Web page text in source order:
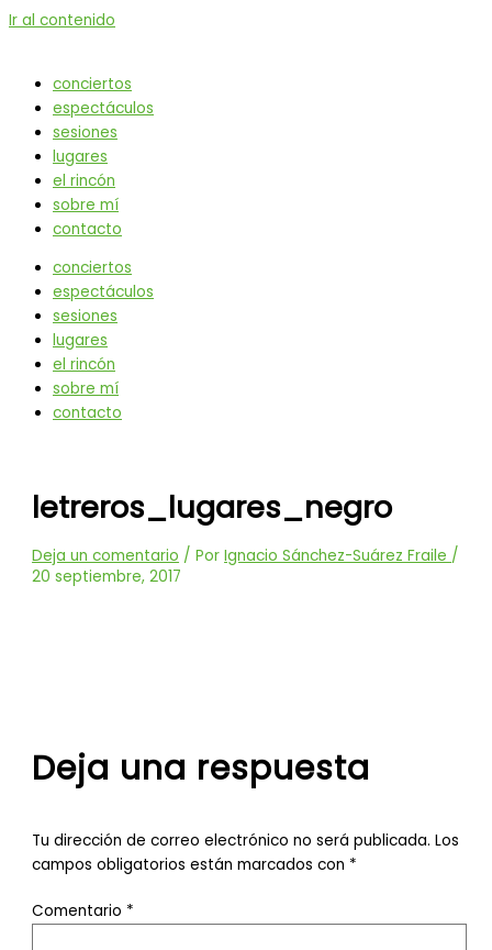
Ir al contenido
conciertos
espectáculos
sesiones
lugares
el rincón
sobre mí
contacto
conciertos
espectáculos
sesiones
lugares
el rincón
sobre mí
contacto
letreros_lugares_negro
Deja un comentario / PorIgnacio Sánchez-Suárez Fraile /
20 septiembre, 2017
Deja una respuesta
Tu dirección de correo electrónico no será publicada. Los
campos obligatorios están marcados con *
Comentario *